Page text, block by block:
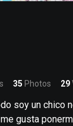
35 Photos 29
soy un chico
gusta